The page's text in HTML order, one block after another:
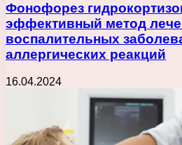
Фонофорез
эффективный метод
воспалительных
аллергических реакций
16.04.2024